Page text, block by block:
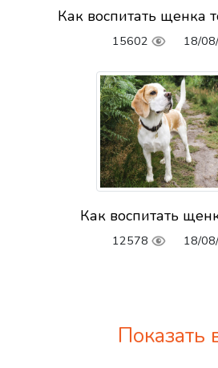
Как воспитать щенка
15602 18/
Как воспитать
12578 18/
Показать